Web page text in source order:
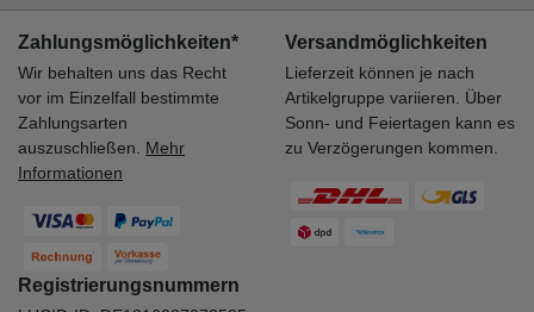
Zahlungsmöglichkeiten*
Wir behalten uns das Recht
vor im Einzelfall bestimmte
Zahlungsarten
auszuschließen. Mehr
Informationen
Versandmöglichkeiten
Lieferzeit können je nach
Artikelgruppe variieren. Über
Sonn- und Feiertagen kann es
zu Verzögerungen kommen.
Registrierungsnummern